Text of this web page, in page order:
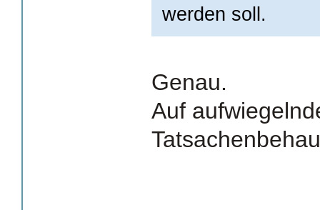
werden soll.
Genau.
Auf